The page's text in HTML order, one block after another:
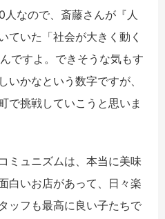
なので、斎藤さんが『人
ていた「社会が大きく動く
ですよ。できそうな気もす
いかなという数字ですが、
で挑戦していこうと思いま
ュニズムは、本当に美味
白いお店があって、日々楽
ッフも最高に良い子たちで